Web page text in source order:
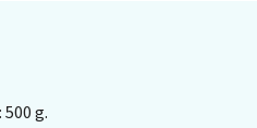
g.